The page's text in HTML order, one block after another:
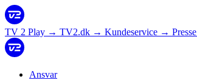
TV 2 Play → TV2.dk → Kundeservice → Presse
Ansvar